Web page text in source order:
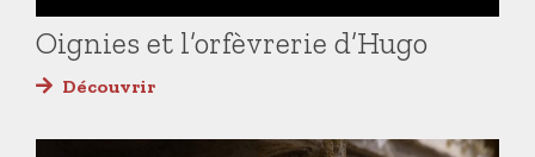
Oignies et l’orfèvrerie d’Hugo
Découvrir